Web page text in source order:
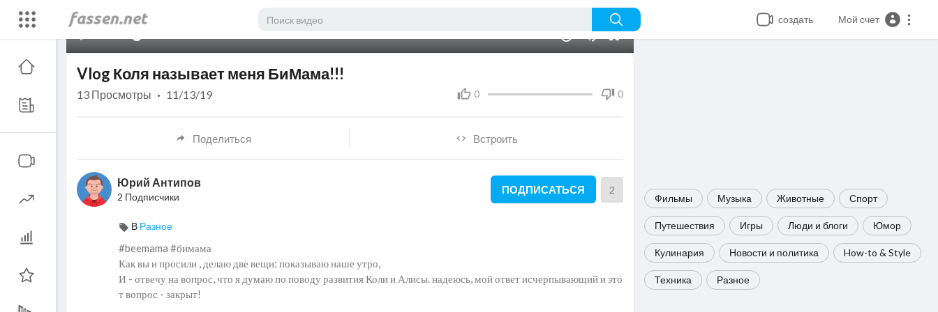
создать Мой счет
Фильмы Музыка Животные Спорт
Путешествия Игры Люди и блоги Юмор
Кулинария Новости и политика How-to & Style
Техника Разное
Vlog Коля называет меня БиМама!!!
0 0
13 Просмотры · 11/13/19
Поделиться Встроить
Юрий Антипов
2 Подписчики
ПОДПИСАТЬСЯ 2
В Разное
#beemama #бимама
Как вы и просили , делаю две вещи: показываю наше утро,
И - отвечу на вопрос, что я думаю по поводу развития Коли и Алисы. надеюсь, мой ответ исчерпывающий и это
т вопрос - закрыт!